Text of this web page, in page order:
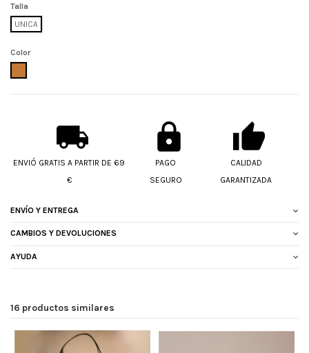
Talla
UNICA
Color
ENVIÓ GRATIS A PARTIR DE 69
€
PAGO
SEGURO
CALIDAD
GARANTIZADA
ENVÍO Y ENTREGA
CAMBIOS Y DEVOLUCIONES
AYUDA
16 productos similares